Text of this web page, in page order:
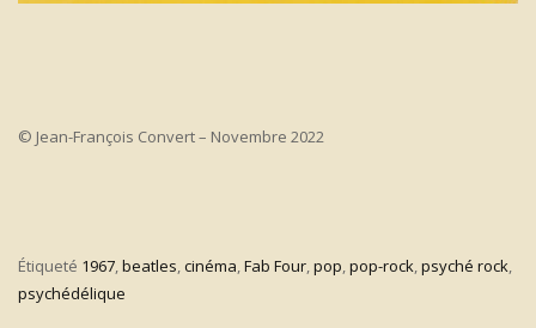
© Jean-François Convert – Novembre 2022
Étiqueté 1967,beatles,cinéma,Fab Four,pop,pop-rock,psyché rock,
psychédélique